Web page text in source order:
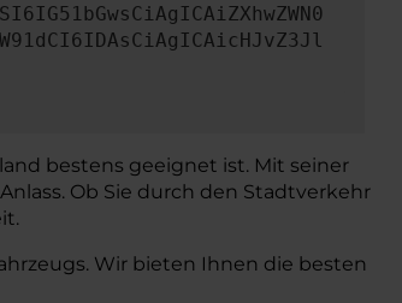
bestens geeignet ist. Mit seiner
Ob Sie durch den Stadtverkehr
Wir bieten Ihnen die besten